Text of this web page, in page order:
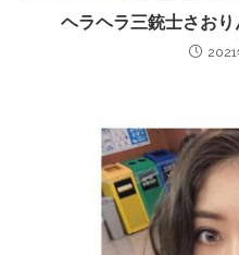
ヘラヘラ三銃士さおり
2021